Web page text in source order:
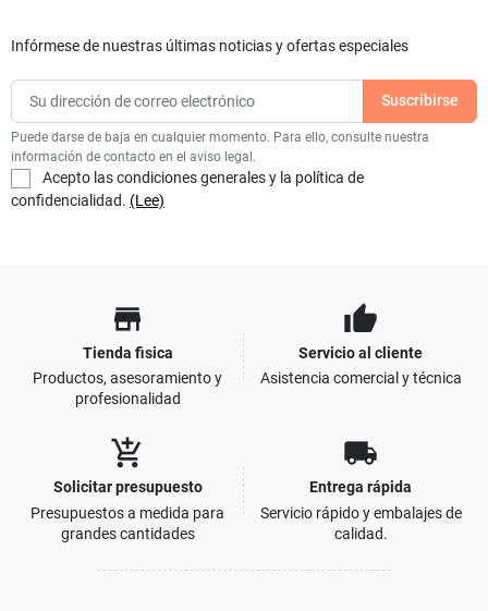
Infórmese de nuestras últimas noticias y ofertas especiales
Puede darse de baja en cualquier momento. Para ello, consulte nuestra
información de contacto en el aviso legal.
Acepto las condiciones generales y la política de
confidencialidad. (Lee)
store
Tienda fisica
Productos, asesoramiento y
profesionalidad
thumb_up
Servicio al cliente
Asistencia comercial y técnica
add_shopping_cart
Solicitar presupuesto
Presupuestos a medida para
grandes cantidades
local_shipping
Entrega rápida
Servicio rápido y embalajes de
calidad.